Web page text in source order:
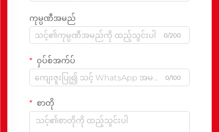
ကုမ္ပဏီအမည်
0/200
ဝှပ်စ်အက်ပ်
0/100
စာတို